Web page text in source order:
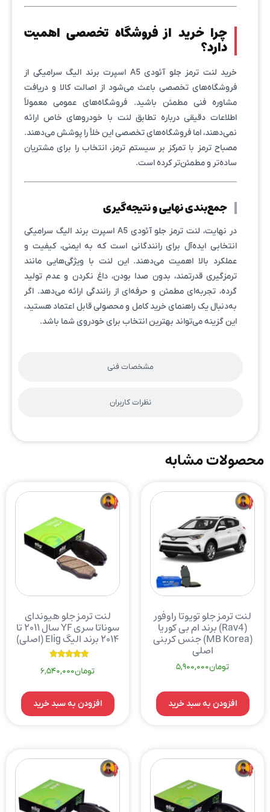
مشخصات فنی
نظرات کاربران
چرا خرید از فروشگاه تخصصی اهمیت
دارد؟
خرید لنت ترمز جلو آئودی A5 اسپرت برند الیگ سرامیکی از
فروشگاه‌های تخصصی باعث می‌شود از اصالت کالا و دریافت
مشاوره فنی مطمئن باشید. فروشگاه‌های عمومی معمولاً
اطلاعات دقیقی درباره تطابق لنت با خودروهای خاص ارائه
نمی‌دهند، اما فروشگاه‌های تخصصی این خلأ را پوشش می‌دهند.
مصباح ترمز با تمرکز بر سیستم ترمز، انتخاب را برای مشتریان
ساده‌تر و مطمئن‌تر کرده است.
جمع‌بندی نهایی و نتیجه‌گیری
در نهایت، لنت ترمز جلو آئودی A5 اسپرت برند الیگ سرامیکی
انتخابی ایده‌آل برای رانندگانی است که به ایمنی، کیفیت و
عملکرد بالا اهمیت می‌دهند. این لنت با ویژگی‌هایی مانند
ترمزگیری قدرتمند، بدون صدا بودن، داغ نکردن و عدم تولید
گرده، تجربه‌ای مطمئن و حرفه‌ای از رانندگی ارائه می‌دهد. اگر
به‌دنبال یک راهنمای خرید کامل و محصولی قابل اعتماد هستید،
این گزینه می‌تواند بهترین انتخاب برای خودروی شما باشد.
محصولات مشابه
لنت ترمز جلو تویوتا راوفور
(Rav4) برند ام بی کوریا
(MB Korea) جنس کربنی
اصلی
تومان5,900,000
افزودن به سبد خرید
لنت ترمز جلو هیوندای
سوناتا سری YF سال ۲۰۱۱ تا
۲۰۱۴ برند الیگ Elig (اصلی)
5.00تومان6,540,000
افزودن به سبد خرید